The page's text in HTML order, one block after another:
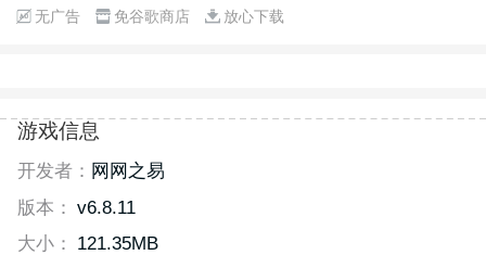
无广告 免谷歌商店 放心下载
游戏信息
开发者： 网网之易
版本： v6.8.11
大小：
121.35MB